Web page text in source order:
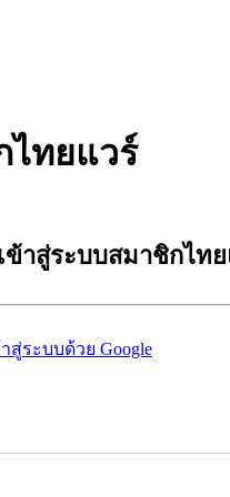
ไทยแวร์
ข้าสู่ระบบสมาชิกไท
าสู่ระบบด้วย Google